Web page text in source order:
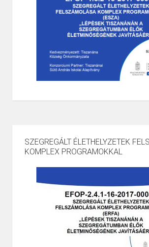
SZEGREGÁLT ÉLETHELYZETEK
KOMPLEX PROGRAMOKKAL